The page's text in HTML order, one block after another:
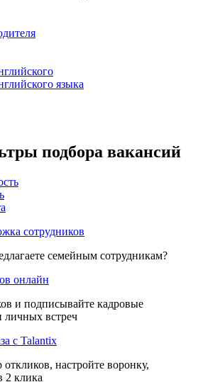
языка
подбора вакансий
сотрудников
семейным сотрудникам?
онлайн
и подписывайте кадровые
личных встреч
с Talantix
настройте воронку,
2 клика